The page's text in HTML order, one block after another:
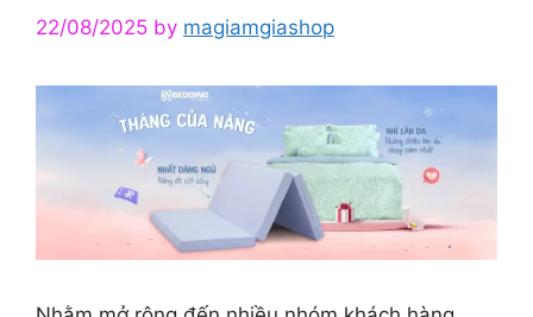
22/08/2025 by magiamgiashop